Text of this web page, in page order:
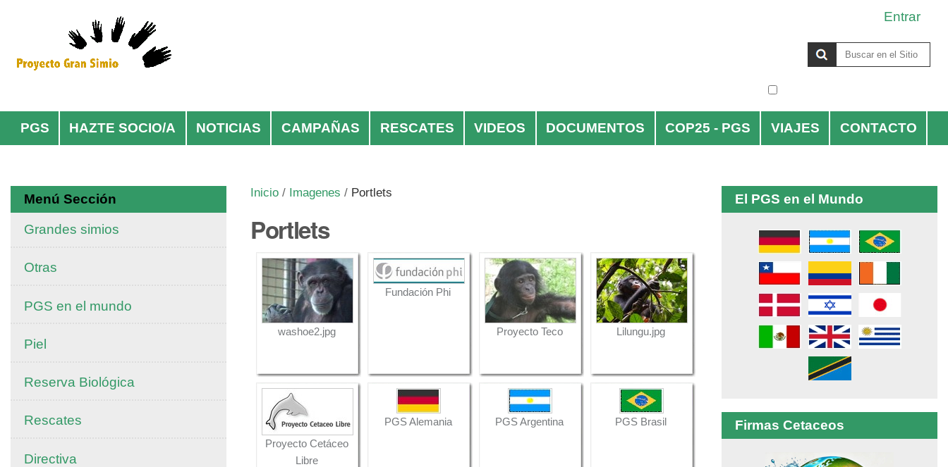
contenido.
a
navegación
Personales
Entrar
Avanzada…
Navegación
PGS HAZTE SOCIO/A NOTICIAS CAMPAÑAS RESCATES VIDEOS DOCUMENTOS COP25 - PGS VIAJES CONTACTO
Inicio / Imagenes / Portlets
Portlets
washoe2.jpg
Fundación Phi
Proyecto Teco Lilungu.jpg
Proyecto Cetáceo
Libre
PGS Alemania PGS Argentina PGS Brasil
Menú Sección
Grandes simios
Otras
PGS en el mundo
Piel
Reserva Biológica
Rescates
Directiva
El PGS en el Mundo
Firmas Cetaceos